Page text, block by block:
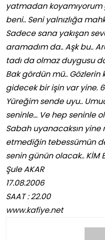
yatmadan koyamıyorum
beni.. Seni yalnızlığa
Sadece sana yakışan
aramadım da.. Aşk bu..
tadı da olmaz duygusu
Bak gördün mü.. Gözlerin
gidecek bir işin var yine.
Yüreğim sende uyu..
seninle… Ve hep seninle
Sabah uyanacaksın yine
etmediğin tebessümün
senin günün olacak.. KİM
Şule AKAR
17.08.2006
SAAT : 22.00
www.kafiye.net